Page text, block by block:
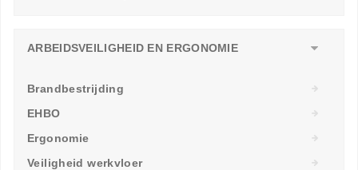
ARBEIDSVEILIGHEID EN ERGONOMIE
Brandbestrijding
EHBO
Ergonomie
Veiligheid werkvloer